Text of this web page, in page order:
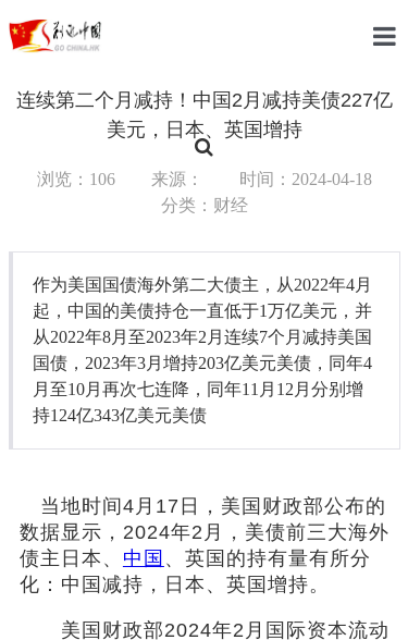
国际
财经
教育
体育
社会
文化
连续第二个月减持！中国2月减持美债227亿
美元，日本、英国增持
浏览：106 来源：
时间：2024-04-18
分类：财经
作为美国国债海外第二大债主，从2022年4月
起，中国的美债持仓一直低于1万亿美元，并
从2022年8月至2023年2月连续7个月减持美国
国债，2023年3月增持203亿美元美债，同年4
月至10月再次七连降，同年11月12月分别增
持124亿343亿美元美债
当地时间4月17日，美国财政部公布的
数据显示，2024年2月，美债前三大海外
债主日本、 中国 、英国的持有量有所分
化：中国减持，日本、英国增持。
美国财政部2024年2月国际资本流动